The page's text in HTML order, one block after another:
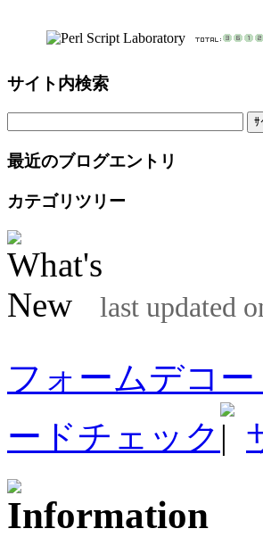
サイト内検索
最近のブログエントリ
カテゴリツリー
last updated
フォームデコ
ードチェック